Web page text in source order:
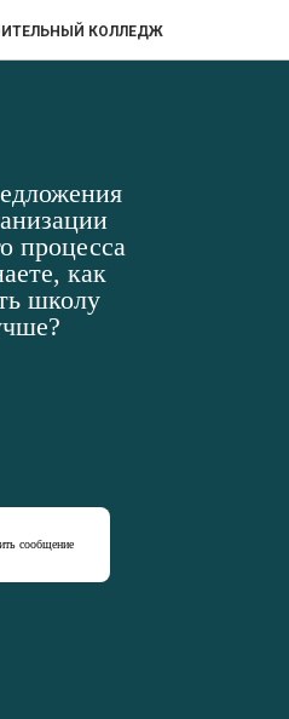
процесса
как
школу
сообщение
КОЛЛЕДЖ